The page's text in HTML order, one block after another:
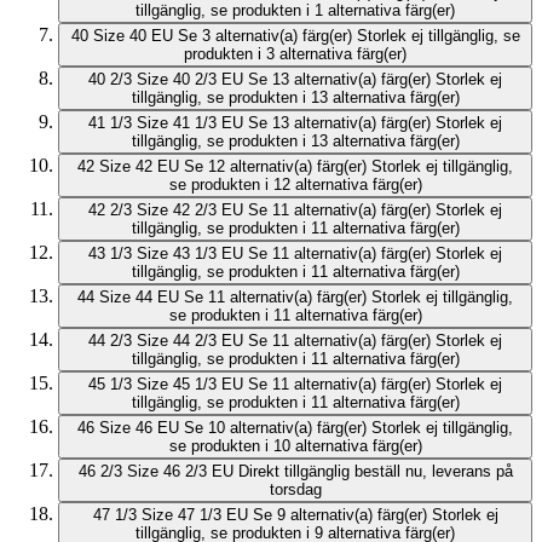
tillgänglig, se produkten i 1 alternativa färg(er)
40 Size 40 EU Se 3 alternativ(a) färg(er) Storlek ej tillgänglig, se
produkten i 3 alternativa färg(er)
40 2/3 Size 40 2/3 EU Se 13 alternativ(a) färg(er) Storlek ej
tillgänglig, se produkten i 13 alternativa färg(er)
41 1/3 Size 41 1/3 EU Se 13 alternativ(a) färg(er) Storlek ej
tillgänglig, se produkten i 13 alternativa färg(er)
42 Size 42 EU Se 12 alternativ(a) färg(er) Storlek ej tillgänglig,
se produkten i 12 alternativa färg(er)
42 2/3 Size 42 2/3 EU Se 11 alternativ(a) färg(er) Storlek ej
tillgänglig, se produkten i 11 alternativa färg(er)
43 1/3 Size 43 1/3 EU Se 11 alternativ(a) färg(er) Storlek ej
tillgänglig, se produkten i 11 alternativa färg(er)
44 Size 44 EU Se 11 alternativ(a) färg(er) Storlek ej tillgänglig,
se produkten i 11 alternativa färg(er)
44 2/3 Size 44 2/3 EU Se 11 alternativ(a) färg(er) Storlek ej
tillgänglig, se produkten i 11 alternativa färg(er)
45 1/3 Size 45 1/3 EU Se 11 alternativ(a) färg(er) Storlek ej
tillgänglig, se produkten i 11 alternativa färg(er)
46 Size 46 EU Se 10 alternativ(a) färg(er) Storlek ej tillgänglig,
se produkten i 10 alternativa färg(er)
46 2/3 Size 46 2/3 EU Direkt tillgänglig beställ nu, leverans på
torsdag
47 1/3 Size 47 1/3 EU Se 9 alternativ(a) färg(er) Storlek ej
tillgänglig, se produkten i 9 alternativa färg(er)